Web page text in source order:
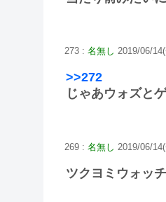
273 : 名無し 2019/06/
>>272
じゃあウォズと
269 : 名無し 2019/06/
ツクヨミウォッ